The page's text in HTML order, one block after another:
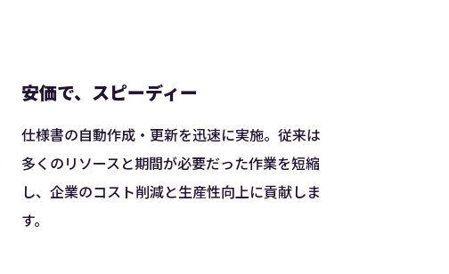
安価で、スピーディー
仕様書の自動作成・更新を迅速に実施。従来は
多くのリソースと期間が必要だった作業を短縮
し、企業のコスト削減と生産性向上に貢献しま
す。